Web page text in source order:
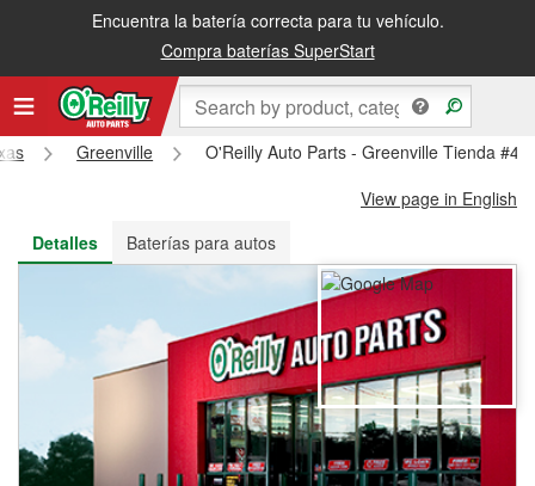
Encuentra la batería correcta para tu vehículo.
Compra baterías SuperStart
Recibe tu orden gratis al día siguiente o recógela en la tienda
Greenville
O'Reilly Auto Parts - Greenville Tienda
View page in English
Detalles
Baterías para autos